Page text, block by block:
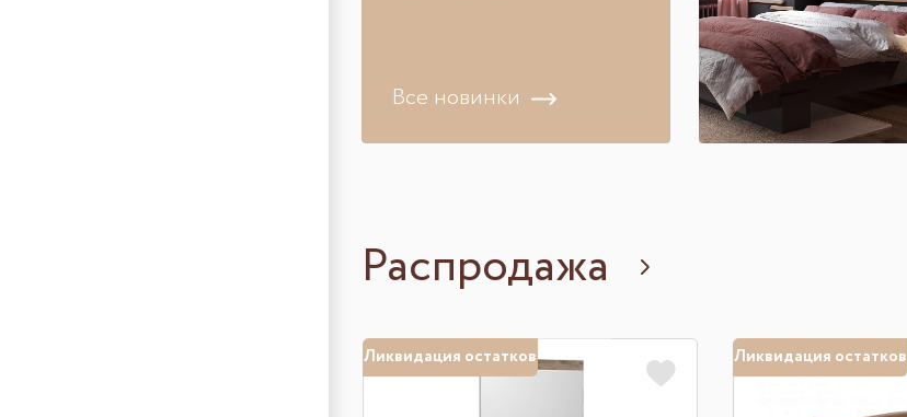
Все новинки
Распродажа
Ликвидация остатков Ликвидация остатков